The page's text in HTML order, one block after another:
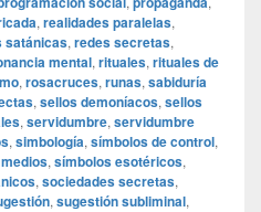
, realidades paralelas,
satánicas, redes secretas,
mental, rituales, rituales de
, rosacruces, runas, sabiduría
, sellos demoníacos, sellos
, servidumbre, servidumbre
, simbología, símbolos de control,
, símbolos esotéricos,
, sociedades secretas,
, sugestión subliminal,